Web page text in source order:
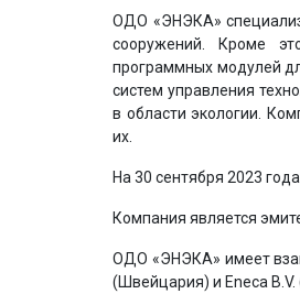
ОДО «ЭНЭКА»
сооружений. Кроме
программных модулей
систем управления
в области экологии.
их.
На 30 сентября 2023
Компания является
ОДО «ЭНЭКА» имеет
(Швейцария) и Enecа